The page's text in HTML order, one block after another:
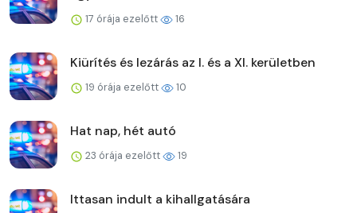
17 órája ezelőtt 16
Kiürítés és lezárás az I. és a XI. kerületben
19 órája ezelőtt 10
Hat nap, hét autó
23 órája ezelőtt 19
Ittasan indult a kihallgatására